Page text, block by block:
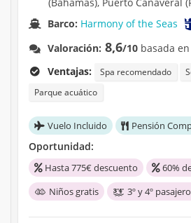
Barco: Harmony of the Seas
Valoración: 8,6/10 basada
Ventajas:
Spa recomendado
Parque acuático
Vuelo Incluido Pensión
Oportunidad:
Hasta 775€ descuento
60%
Niños gratis
3º y 4º